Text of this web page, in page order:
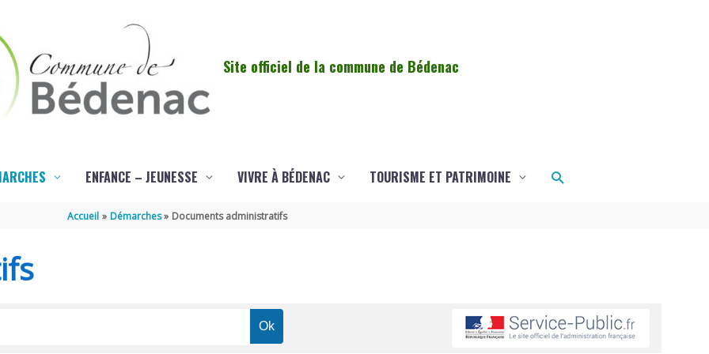
Site officiel de la commune de Bédenac
ENFANCE – JEUNESSE VIVRE À BÉDENAC TOURISME ET PATRIMOINE Rechercher
Accueil Démarches Documents administratifs